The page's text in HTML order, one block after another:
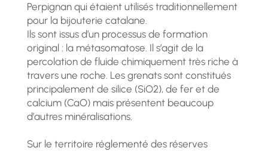
Perpignan qui étaient utilisés traditionnellement
pour la bijouterie catalane.
Ils sont issus d’un processus de formation
original : la métasomatose. Il s’agit de la
percolation de fluide chimiquement très riche à
travers une roche. Les grenats sont constitués
principalement de silice (SiO2), de fer et de
calcium (CaO) mais présentent beaucoup
d’autres minéralisations.
Sur le territoire réglementé des réserves